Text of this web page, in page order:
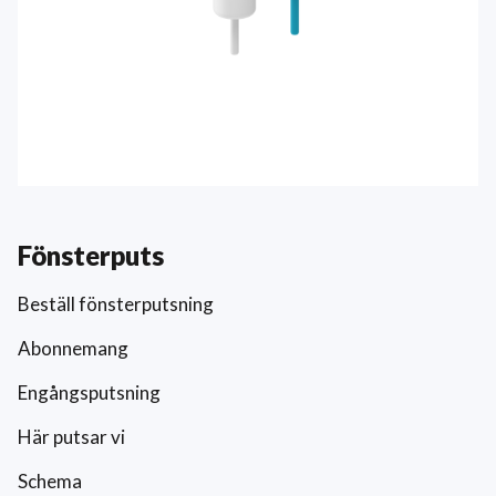
Vi är stolta.
Vi är säkra.
Vi tar ansvar.
Fönsterputs
Beställ fönsterputsning
Abonnemang
Engångsputsning
Här putsar vi
Schema